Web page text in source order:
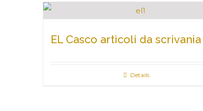
EL Casco articoli da scrivania
Details